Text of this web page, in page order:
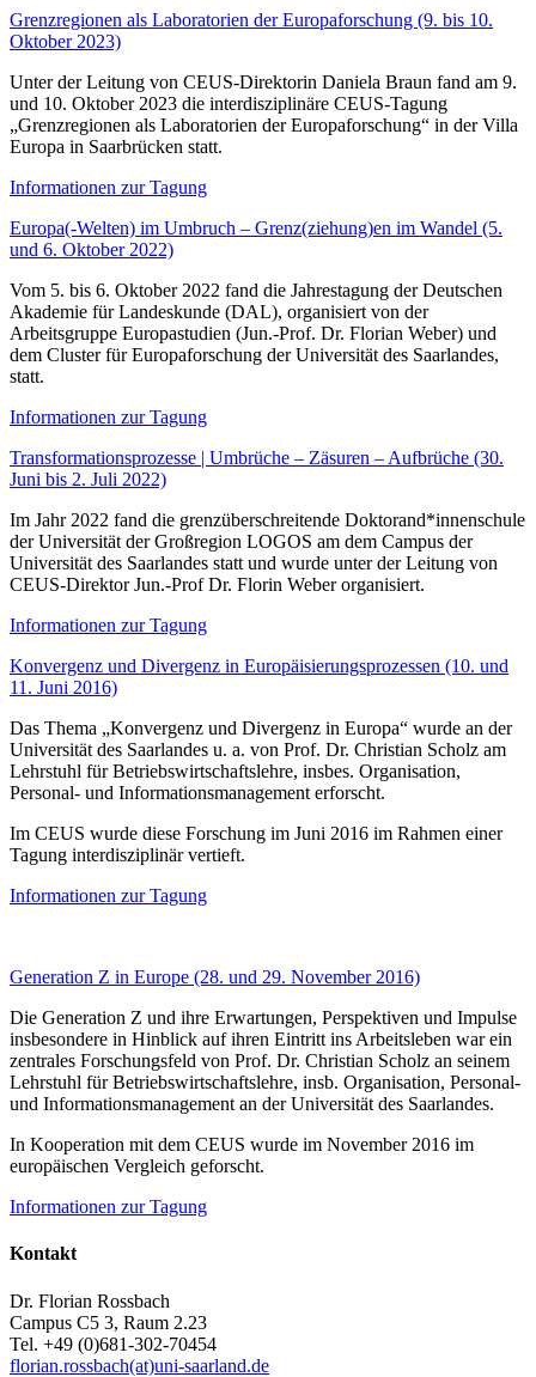
Grenzregionen als Laboratorien der Europaforschung (9. bis 10.
Oktober 2023)
Unter der Leitung von CEUS-Direktorin Daniela Braun fand am 9.
und 10. Oktober 2023 die interdisziplinäre CEUS-Tagung
„Grenzregionen als Laboratorien der Europaforschung“ in der Villa
Europa in Saarbrücken statt.
Informationen zur Tagung
Europa(-Welten) im Umbruch – Grenz(ziehung)en im Wandel (5.
und 6. Oktober 2022)
Vom 5. bis 6. Oktober 2022 fand die Jahrestagung der Deutschen
Akademie für Landeskunde (DAL), organisiert von der
Arbeitsgruppe Europastudien (Jun.-Prof. Dr. Florian Weber) und
dem Cluster für Europaforschung der Universität des Saarlandes,
statt.
Informationen zur Tagung
Transformationsprozesse | Umbrüche – Zäsuren – Aufbrüche (30.
Juni bis 2. Juli 2022)
Im Jahr 2022 fand die grenzüberschreitende Doktorand*innenschule
der Universität der Großregion LOGOS am dem Campus der
Universität des Saarlandes statt und wurde unter der Leitung von
CEUS-Direktor Jun.-Prof Dr. Florin Weber organisiert.
Informationen zur Tagung
Konvergenz und Divergenz in Europäisierungsprozessen (10. und
11. Juni 2016)
Das Thema „Konvergenz und Divergenz in Europa“ wurde an der
Universität des Saarlandes u. a. von Prof. Dr. Christian Scholz am
Lehrstuhl für Betriebswirtschaftslehre, insbes. Organisation,
Personal- und Informationsmanagement erforscht.
Im CEUS wurde diese Forschung im Juni 2016 im Rahmen einer
Tagung interdisziplinär vertieft.
Informationen zur Tagung
Generation Z in Europe (28. und 29. November 2016)
Die Generation Z und ihre Erwartungen, Perspektiven und Impulse
insbesondere in Hinblick auf ihren Eintritt ins Arbeitsleben war ein
zentrales Forschungsfeld von Prof. Dr. Christian Scholz an seinem
Lehrstuhl für Betriebswirtschaftslehre, insb. Organisation, Personal-
und Informationsmanagement an der Universität des Saarlandes.
In Kooperation mit dem CEUS wurde im November 2016 im
europäischen Vergleich geforscht.
Informationen zur Tagung
Kontakt
Dr. Florian Rossbach
Campus C5 3, Raum 2.23
Tel. +49 (0)681-302-70454
florian.rossbach(at)uni-saarland.de